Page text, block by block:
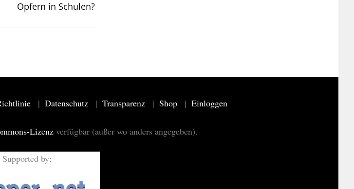
Opfern in Schulen?
Datenschutz Transparenz Shop Einloggen
Lizenzverfügbar (außer wo anders angegeben).
Supported by: